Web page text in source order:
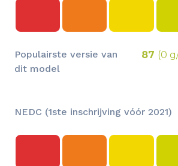
Populairste versie van
dit model
87 (0
NEDC (1ste inschrijving vóór 2021)